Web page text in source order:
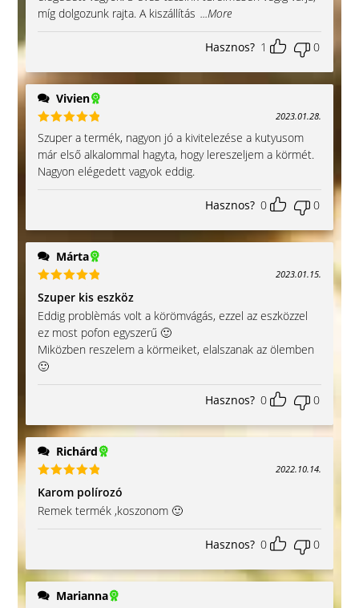
míg dolgozunk rajta. A kiszállítás ...More
Hasznos? 1 0
Vivien
Értékelés:
5/ 5
2023.01.28.
Szuper a termék, nagyon jó a kivitelezése a kutyusom
már első alkalommal hagyta, hogy lereszeljem a körmét.
Nagyon elégedett vagyok eddig.
Hasznos? 0 0
Márta
Értékelés:
5/ 5
2023.01.15.
Szuper kis eszköz
Eddig problèmás volt a körömvágás, ezzel az eszközzel
ez most pofon egyszerű 🙂
Miközben reszelem a körmeiket, elalszanak az ölemben
🙂
Hasznos? 0 0
Richárd
Értékelés:
5/ 5
2022.10.14.
Karom polírozó
Remek termék ,koszonom 🙂
Hasznos? 0 0
Marianna